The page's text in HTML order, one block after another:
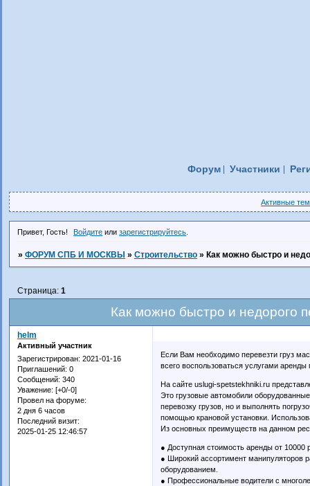
Форум Участники
Активные
Привет, Гость! Войдите илизарегистрируйтесь
» ФОРУМ СПБ И МОСКВЫ » Строительство » Как можно быстро и
Как можно быстро и недорого
Страница: 1
helm
Активный участник
Зарегистрирован: 2021-01-16
Приглашений: 0
Сообщений: 340
Уважение: [+0/-0]
Провел на форуме:
2 дня 6 часов
Последний визит:
2025-01-25 12:46:57
Если Вам необходимо перевезти груз
всего воспользоваться услугами аренды
На сайте uslugi-spetstekhniki.ru
Это грузовые автомобили
перевозку грузов, но и выполнять
помощью крановой установки.
Из основных преимуществ на данном
● Доступная стоимость аренды от 10000
● Широкий ассортимент манипуляторов
оборудованием.
● Профессиональные водители с